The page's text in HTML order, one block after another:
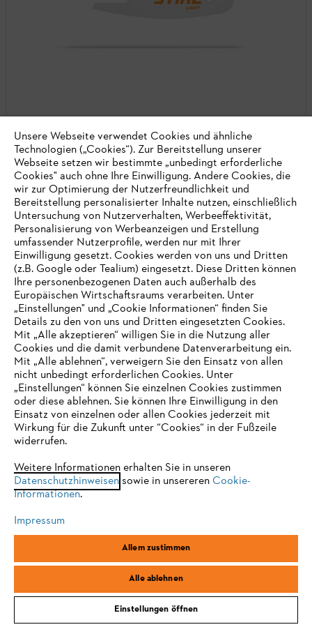
Rollomatic Light für GTA 26
AS-System Zubehör
Robuste Leichtbauschiene mit 10 cm Gesamtlänge
Auf Lager
19,90 €
Vergleichen
IHR BROWSER WIRD NICHT
UNTERSTÜTZT
eine optimale Nutzung unserer Seite empfehlen wir Ihnen, zu
einem der folgenden Browser zu wechseln:
Firefox Chrome
Unsere Webseite verwendet Cookies und ähnliche
Technologien („Cookies“). Zur Bereitstellung unserer
Webseite setzen wir bestimmte „unbedingt erforderliche
Cookies" auch ohne Ihre Einwilligung. Andere Cookies, die
wir zur Optimierung der Nutzerfreundlichkeit und
Bereitstellung personalisierter Inhalte nutzen, einschließlich
Untersuchung von Nutzerverhalten, Werbeeffektivität,
Personalisierung von Werbeanzeigen und Erstellung
umfassender Nutzerprofile, werden nur mit Ihrer
Einwilligung gesetzt. Cookies werden von uns und Dritten
(z.B. Google oder Tealium) eingesetzt. Diese Dritten können
Ihre personenbezogenen Daten auch außerhalb des
Europäischen Wirtschaftsraums verarbeiten. Unter
„Einstellungen" und „Cookie Informationen“ finden Sie
Details zu den von uns und Dritten eingesetzten Cookies.
Mit „Alle akzeptieren“ willigen Sie in die Nutzung aller
Cookies und die damit verbundene Datenverarbeitung ein.
Mit „Alle ablehnen“, verweigern Sie den Einsatz von allen
nicht unbedingt erforderlichen Cookies. Unter
„Einstellungen“ können Sie einzelnen Cookies zustimmen
oder diese ablehnen. Sie können Ihre Einwilligung in den
Einsatz von einzelnen oder allen Cookies jederzeit mit
Wirkung für die Zukunft unter “Cookies“ in der Fußzeile
widerrufen.
Weitere Informationen erhalten Sie in unseren
Datenschutzhinweisensowie in unsereren Cookie-
Informationen.
Impressum
Allem zustimmen
Alle ablehnen
Einstellungen öffnen